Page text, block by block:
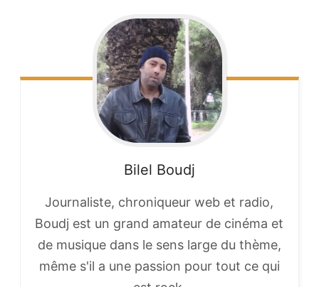
Bilel Boudj
Journaliste, chroniqueur web et radio,
Boudj est un grand amateur de cinéma et
de musique dans le sens large du thème,
même s'il a une passion pour tout ce qui